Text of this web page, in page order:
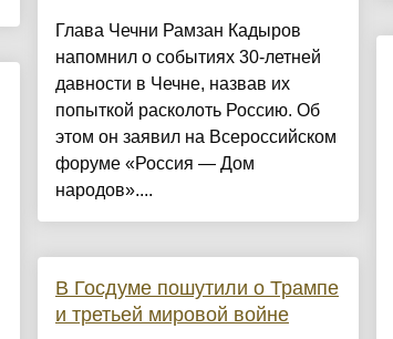
Глава Чечни Рамзан Кадыров
напомнил о событиях 30-летней
давности в Чечне, назвав их
попыткой расколоть Россию. Об
этом он заявил на Всероссийском
форуме «Россия — Дом
народов»....
В Госдуме пошутили о Трампе
и третьей мировой войне